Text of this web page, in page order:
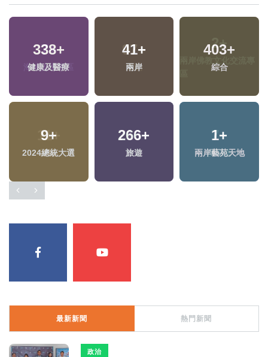
7+
海峽論壇專區
97+
運動
2+
11+
評論
713+
政治
7+
演唱會
最新新聞 熱門新聞
政治